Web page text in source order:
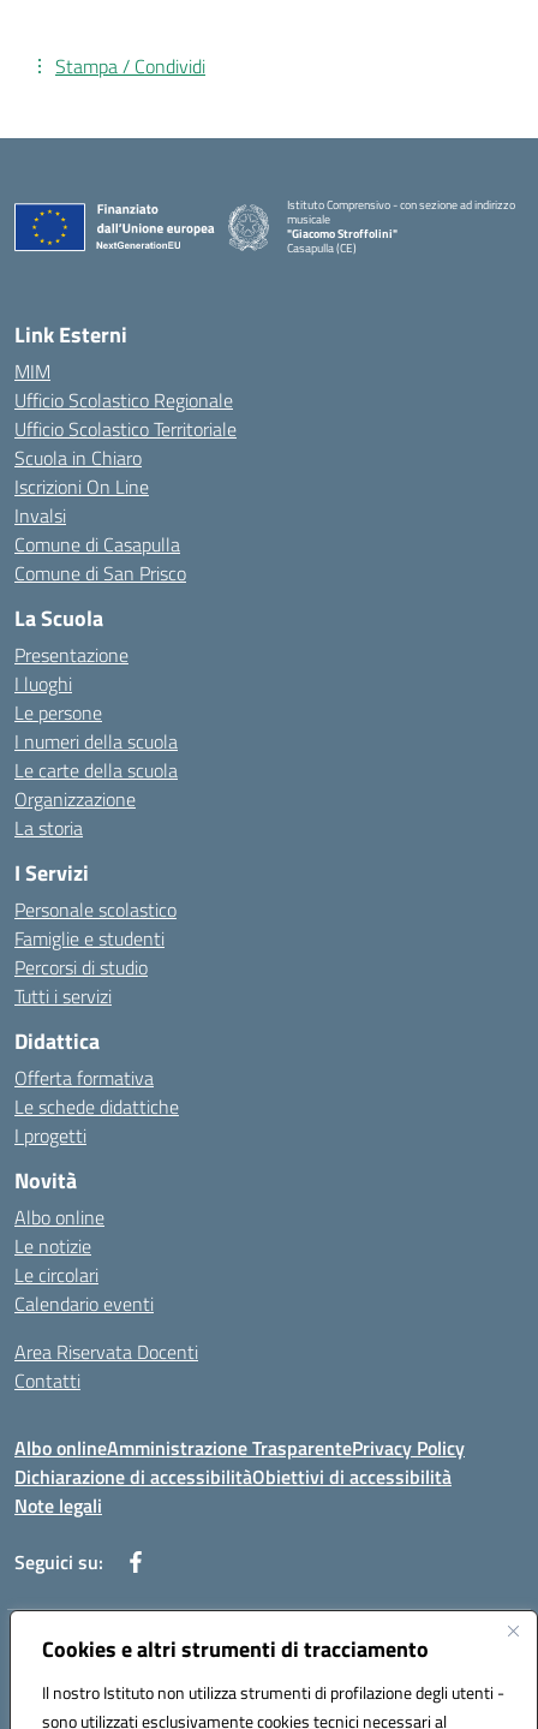
Cookies e altri strumenti di tracciamento
Il nostro Istituto non utilizza strumenti di profilazione degli utenti -
sono utilizzati esclusivamente cookies tecnici necessari al
Stampa / Condividi
Istituto Comprensivo - con sezione ad indirizzo
musicale
"Giacomo Stroffolini"
Casapulla (CE)
Link Esterni
MIM
Ufficio Scolastico Regionale
Ufficio Scolastico Territoriale
Scuola in Chiaro
Iscrizioni On Line
Invalsi
Comune di Casapulla
Comune di San Prisco
La Scuola
Presentazione
I luoghi
Le persone
I numeri della scuola
Le carte della scuola
Organizzazione
La storia
I Servizi
Personale scolastico
Famiglie e studenti
Percorsi di studio
Tutti i servizi
Didattica
Offerta formativa
Le schede didattiche
I progetti
Novità
Albo online
Le notizie
Le circolari
Calendario eventi
Area Riservata Docenti
Contatti
Albo onlineAmministrazione TrasparentePrivacy Policy
Dichiarazione di accessibilitàObiettivi di accessibilità
Note legali
Seguici su:
Indirizzo:Via Rimembranza,33 – 81020 Casapulla (CE)
Posta elettronica certificata (PEC):ceic82800v@pec.istruzione.it